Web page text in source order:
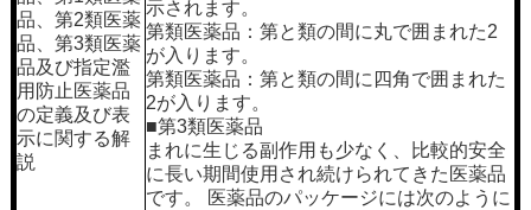
品、第2類医薬
品、第3類医薬
品及び指定濫
用防止医薬品
の定義及び表
示に関する解
説
示されます。
第類医薬品：第と類の間に丸で囲まれた2
が入ります。
第類医薬品：第と類の間に四角で囲まれた
2が入ります。
■第3類医薬品
まれに生じる副作用も少なく、比較的安全
に長い期間使用され続けられてきた医薬品
です。 医薬品のパッケージには次のように